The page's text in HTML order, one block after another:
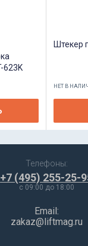
623K
Штекер
НЕТ В
Телефоны:
+7 (495) 255-25-
c 09:00 до 18:00
Email:
zakaz@liftmag.ru